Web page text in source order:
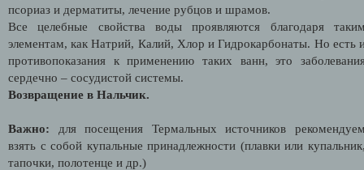
псориаз и дерматиты, лечение рубцов и шрамов.
Все целебные свойства воды проявляются благодаря
элементам, как Натрий, Калий, Хлор и Гидрокарбонаты. Но есть
противопоказания к применению таких ванн, это
сердечно – сосудистой системы.
Возвращение в Нальчик.
Важно: для посещения Термальных источников
взять с собой купальные принадлежности (плавки или
тапочки, полотенце и др.)